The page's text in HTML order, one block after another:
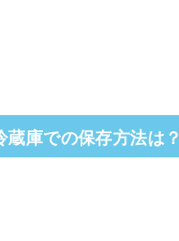
蔵庫での保存方法は？